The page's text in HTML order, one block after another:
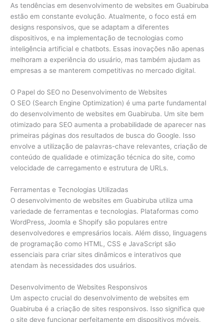
As tendências em desenvolvimento de websites em Guabiruba
estão em constante evolução. Atualmente, o foco está em
designs responsivos, que se adaptam a diferentes
dispositivos, e na implementação de tecnologias como
inteligência artificial e chatbots. Essas inovações não apenas
melhoram a experiência do usuário, mas também ajudam as
empresas a se manterem competitivas no mercado digital.
O Papel do SEO no Desenvolvimento de Websites
O SEO (Search Engine Optimization) é uma parte fundamental
do desenvolvimento de websites em Guabiruba. Um site bem
otimizado para SEO aumenta a probabilidade de aparecer nas
primeiras páginas dos resultados de busca do Google. Isso
envolve a utilização de palavras-chave relevantes, criação de
conteúdo de qualidade e otimização técnica do site, como
velocidade de carregamento e estrutura de URLs.
Ferramentas e Tecnologias Utilizadas
O desenvolvimento de websites em Guabiruba utiliza uma
variedade de ferramentas e tecnologias. Plataformas como
WordPress, Joomla e Shopify são populares entre
desenvolvedores e empresários locais. Além disso, linguagens
de programação como HTML, CSS e JavaScript são
essenciais para criar sites dinâmicos e interativos que
atendam às necessidades dos usuários.
Desenvolvimento de Websites Responsivos
Um aspecto crucial do desenvolvimento de websites em
Guabiruba é a criação de sites responsivos. Isso significa que
o site deve funcionar perfeitamente em dispositivos móveis,